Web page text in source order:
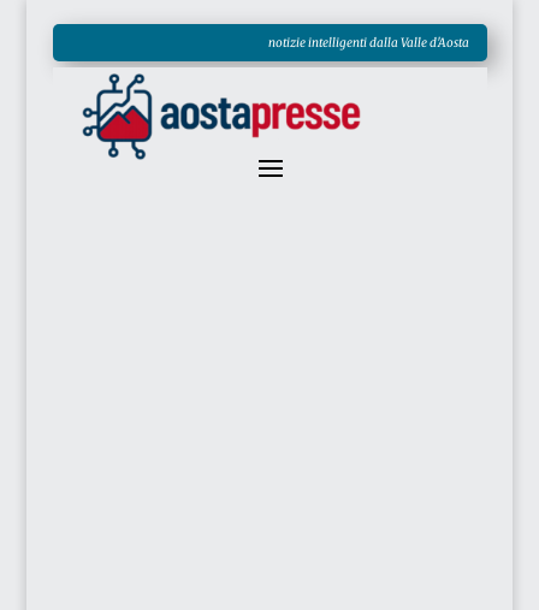
notizie intelligenti dalla Valle d'Aosta